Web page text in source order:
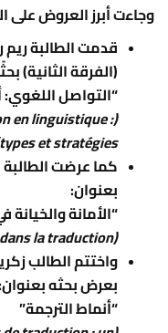
وجاءت أبرز العروض على
قدمت الطالبة
(الفرقة الثانية)
“التواصل اللغوي:
en linguistique :
types et stratégies)
كما عرضت
بعنوان:
“الأمانة والخيانة
(La fidélité dans la traduction)
واختتم الطالب
بعرض بحثه
“أنماط الترجمة”